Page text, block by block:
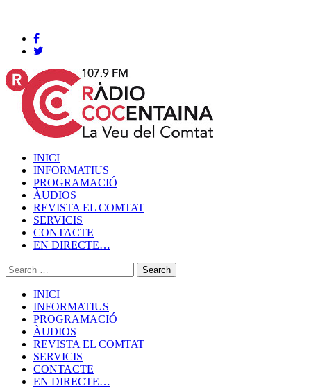
INICI
INFORMATIUS
PROGRAMACIÓ
ÀUDIOS
REVISTA EL COMTAT
SERVICIS
CONTACTE
EN DIRECTE…
INICI
INFORMATIUS
PROGRAMACIÓ
ÀUDIOS
REVISTA EL COMTAT
SERVICIS
CONTACTE
EN DIRECTE…